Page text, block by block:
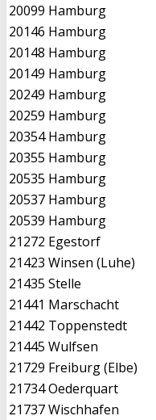
20099 Hamburg
20146 Hamburg
20148 Hamburg
20149 Hamburg
20249 Hamburg
20259 Hamburg
20354 Hamburg
20355 Hamburg
20535 Hamburg
20537 Hamburg
20539 Hamburg
21272 Egestorf
21423 Winsen (Luhe)
21435 Stelle
21441 Marschacht
21442 Toppenstedt
21445 Wulfsen
21729 Freiburg (Elbe)
21734Oederquart
21737Wischhafen